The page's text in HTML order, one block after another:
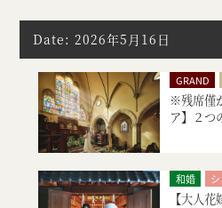
Date: 2026年5月16日
GRAND
土曜日の
シェフ厳
神殿挙式
会場コー
※残席僅
ア】２つ
和婚
絶品スイ
【大人